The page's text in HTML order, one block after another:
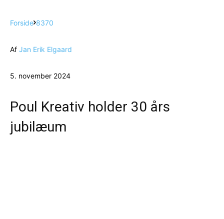
Forside 8370
Af Jan Erik Elgaard
5. november 2024
Poul Kreativ holder 30 års
jubilæum